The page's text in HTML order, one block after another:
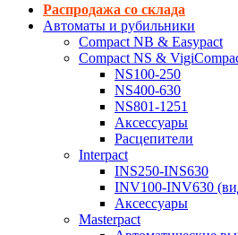
Распродажа со склада
Автоматы и рубильники
Compact NB & Easypact
Compact NS &
NS100-250
NS400-630
NS801-1251
Аксессуары
Расцепители
Interpact
INS250-INS630
INV100-INV630
Аксессуары
Masterpact